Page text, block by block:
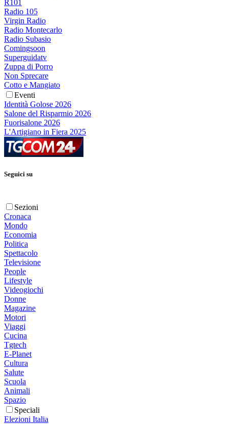
R101
Radio 105
Virgin Radio
Radio Montecarlo
Radio Subasio
Comingsoon
Superguidatv
Zuppa di Porro
Non Sprecare
Cotto e Mangiato
Eventi
Identità Golose 2026
Salone del Risparmio 2026
Fuorisalone 2026
L'Artigiano in Fiera 2025
Seguici su
Sezioni
Cronaca
Mondo
Economia
Politica
Spettacolo
Televisione
People
Lifestyle
Videogiochi
Donne
Magazine
Motori
Viaggi
Cucina
Tgtech
E-Planet
Cultura
Salute
Scuola
Animali
Spazio
Speciali
Elezioni Italia